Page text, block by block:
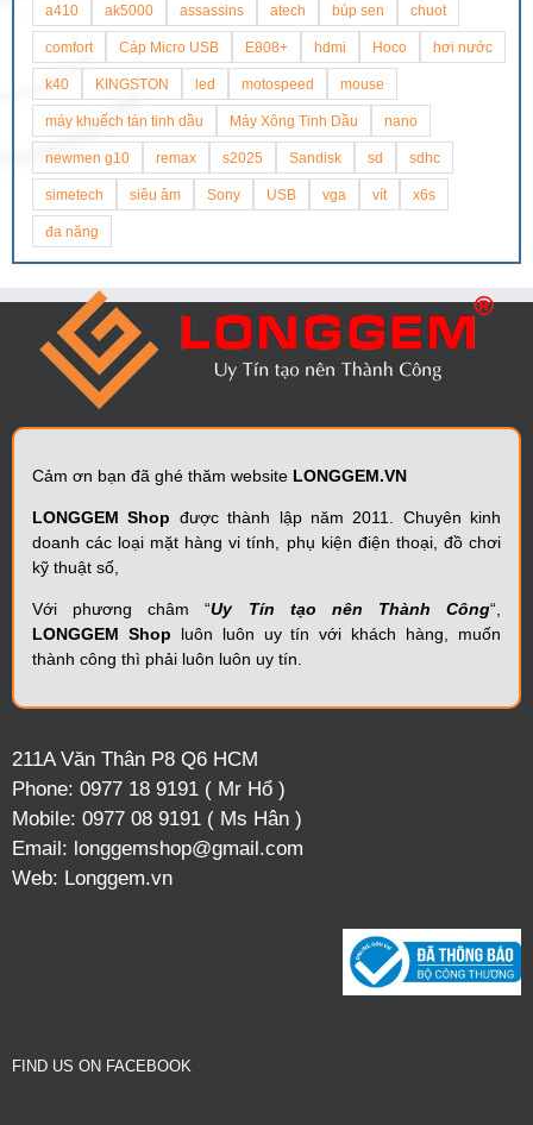
a410 ak5000 assassins atech búp sen chuot
comfort Cáp Micro USB E808+ hdmi Hoco hơi nước
k40 KINGSTON led motospeed mouse
máy khuếch tán tinh dầu Máy Xông Tinh Dầu nano
newmen g10 remax s2025 Sandisk sd sdhc
simetech siêu âm Sony USB vga vít x6s
đa năng
Cảm ơn bạn đã ghé thăm website LONGGEM.VN
LONGGEM Shop được thành lập năm 2011. Chuyên kinh
doanh các loại mặt hàng vi tính, phụ kiện điện thoại, đồ chơi
kỹ thuật số,
Với phương châm “Uy Tín tạo nên Thành Công“,
LONGGEM Shop luôn luôn uy tín với khách hàng, muốn
thành công thì phải luôn luôn uy tín.
211A Văn Thân P8 Q6 HCM
Phone: 0977 18 9191 ( Mr Hổ )
Mobile: 0977 08 9191 ( Ms Hân )
Email: longgemshop@gmail.com
Web: Longgem.vn
FIND US ON FACEBOOK